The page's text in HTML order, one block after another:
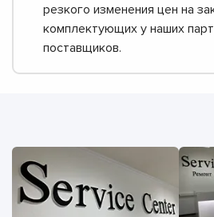
резкого изменения цен на
комплектующих у наших
поставщиков.